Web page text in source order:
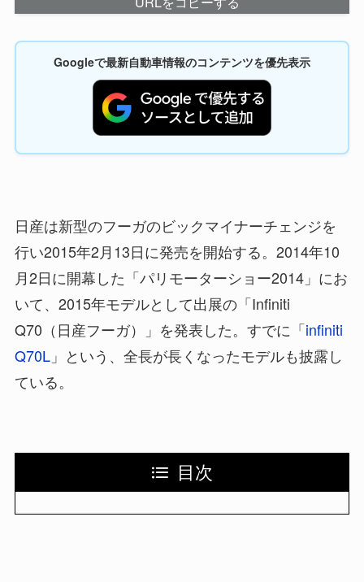
Googleで最新自動車情報のコンテンツを優先表示
日産は新型のフーガのビックマイナーチェンジを
行い2015年2月13日に発売を開始する。2014年10
月2日に開幕した「パリモーターショー2014」にお
いて、2015年モデルとして出展の「Infiniti
Q70（日産フーガ）」を発表した。すでに「infiniti
Q70L」という、全長が長くなったモデルも披露し
ている。
目次